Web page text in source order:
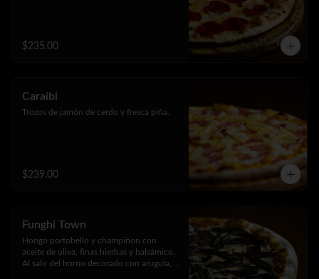
$235.00
Caraibi
Trozos de jamón de cerdo y fresca piña.
$239.00
Funghi Town
Hongo portobello y champiñon con
aceite de oliva, finas hierbas y balsámico.
Al salir del horno decorado con arugula,